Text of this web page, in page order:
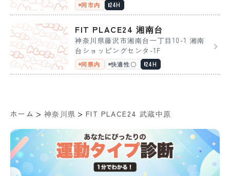
同市内 24H
FIT PLACE24 湘南台
神奈川県藤沢市湘南台一丁目10-1 湘南
台ショッピングセンタ-1F
同県内 快適性〇 24H
ホーム > 神奈川県 > FIT PLACE24 武蔵中原